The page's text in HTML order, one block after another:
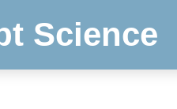
Science